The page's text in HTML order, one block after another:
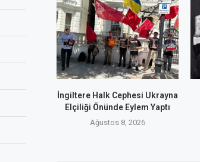
İngiltere Halk Cephesi Ukrayna
Elçiliği Önünde Eylem Yaptı
Ağustos 8, 2026